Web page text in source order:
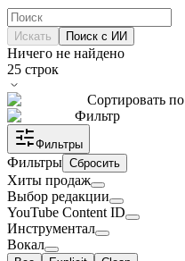
Искать Поиск с ИИ
Ничего не найдено
25 строк
Сортировать по
Фильтр
Фильтры
Фильтры Сбросить
Хиты продаж
Выбор редакции
YouTube Content ID
Инструментал
Вокал